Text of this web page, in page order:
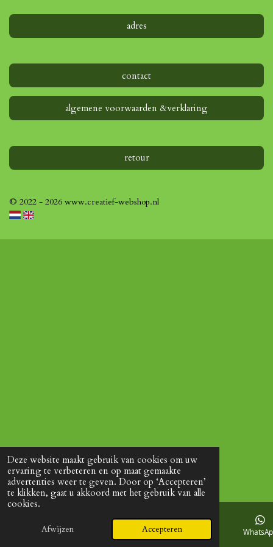
Deze website maakt gebruik van cookies om uw
ervaring te verbeteren en op maat gemaakte
advertenties weer te geven. Door op ‘Accepteren’
te klikken, gaat u akkoord met het gebruik van alle
cookies.
Afwijzen Accepteren
adres
contact
algemene voorwaarden &verklaring
retour
© 2022 - 2026 www.creatief-webshop.nl
E-mailadres Facebook